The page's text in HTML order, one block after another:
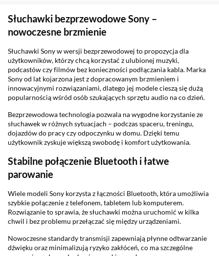
Słuchawki bezprzewodowe Sony –
nowoczesne brzmienie
Słuchawki Sony w wersji bezprzewodowej to propozycja dla
użytkowników, którzy chcą korzystać z ulubionej muzyki,
podcastów czy filmów bez konieczności podłączania kabla. Marka
Sony od lat kojarzona jest z dopracowanym brzmieniem i
innowacyjnymi rozwiązaniami, dlatego jej modele cieszą się dużą
popularnością wśród osób szukających sprzętu audio na co dzień.
Bezprzewodowa technologia pozwala na wygodne korzystanie ze
słuchawek w różnych sytuacjach – podczas spaceru, treningu,
dojazdów do pracy czy odpoczynku w domu. Dzięki temu
użytkownik zyskuje większą swobodę i komfort użytkowania.
Stabilne połączenie Bluetooth i łatwe
parowanie
Wiele modeli Sony korzysta z łączności Bluetooth, która umożliwia
szybkie połączenie z telefonem, tabletem lub komputerem.
Rozwiązanie to sprawia, że słuchawki można uruchomić w kilka
chwil i bez problemu przełączać się między urządzeniami.
Nowoczesne standardy transmisji zapewniają płynne odtwarzanie
dźwięku oraz minimalizują ryzyko zakłóceń, co ma szczególne